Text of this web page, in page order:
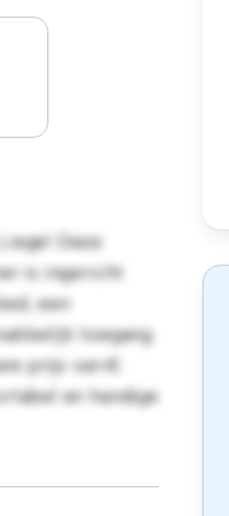
Deze
is ingericht
een
toegang
prijs van €
en handige